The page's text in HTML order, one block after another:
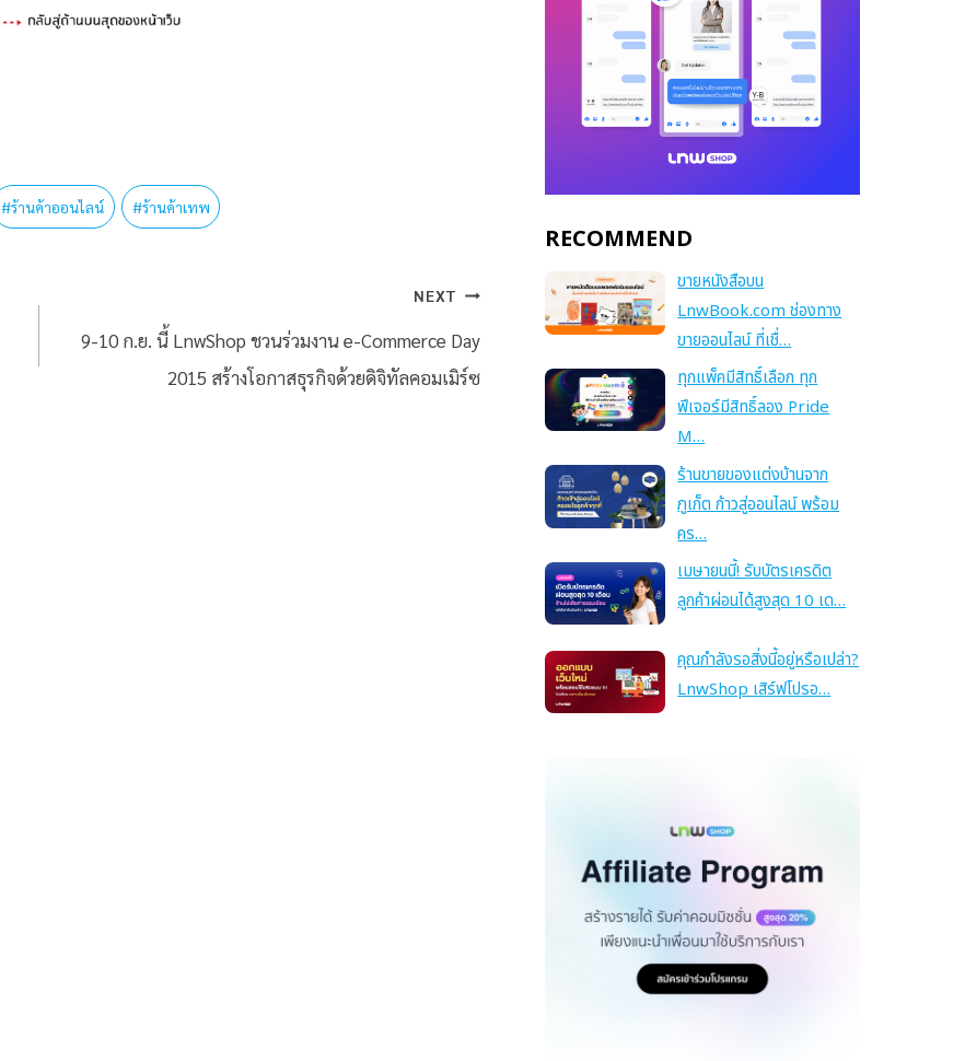
#ร้านค้าออนไลน์ #ร้านค้าเทพ
NEXT
9-10 ก.ย. นี้ LnwShop ชวนร่วมงาน e-Commerce Day
2015 สร้างโอกาสธุรกิจด้วยดิจิทัลคอมเมิร์ซ
RECOMMEND
ขายหนังสือบน
LnwBook.com ช่องทาง
ขายออนไลน์ ที่เชื่…
ทุกแพ็คมีสิทธิ์เลือก ทุก
ฟีเจอร์มีสิทธิ์ลอง Pride
M…
ร้านขายของแต่งบ้านจาก
ภูเก็ต ก้าวสู่ออนไลน์ พร้อม
คร…
เมษายนนี้! รับบัตรเครดิต
ลูกค้าผ่อนได้สูงสุด 10 เด…
คุณกำลังรอสิ่งนี้อยู่หรือเปล่า?
LnwShop เสิร์ฟโปรอ…